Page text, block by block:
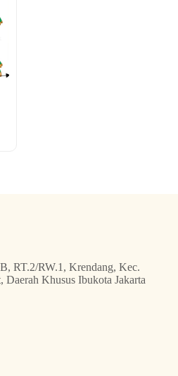
RT.2/RW.1, Krendang, Kec.
Daerah Khusus Ibukota Jakarta